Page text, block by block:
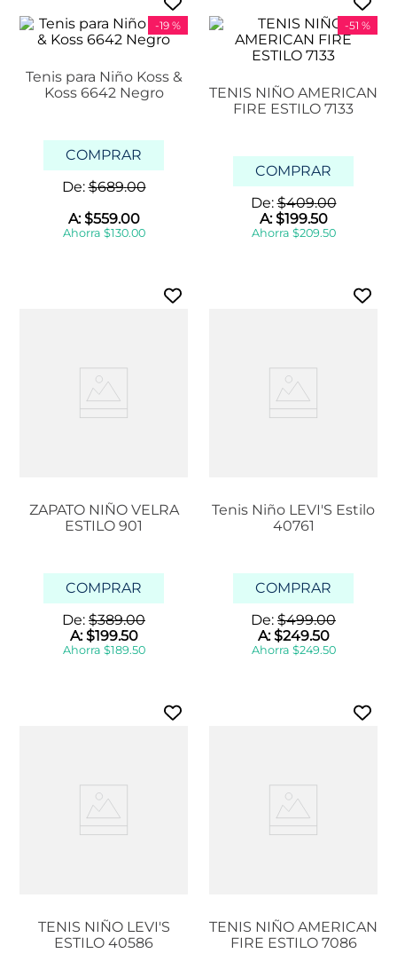
-19 %
Tenis para Niño Koss &
Koss 6642 Negro
COMPRAR
De:$689.00
A:$559.00
Ahorra $130.00
-51 %
TENIS NIÑO AMERICAN
FIRE ESTILO 7133
COMPRAR
De:$409.00
A:$199.50
Ahorra $209.50
ZAPATO NIÑO VELRA
ESTILO 901
COMPRAR
De: $389.00
A:$199.50
Ahorra $189.50
Tenis Niño LEVI'S Estilo
40761
COMPRAR
De: $499.00
A:$249.50
Ahorra $249.50
TENIS NIÑO LEVI'S
ESTILO 40586
TENIS NIÑO AMERICAN
FIRE ESTILO 7086